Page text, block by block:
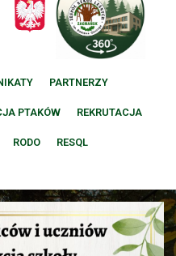
PARTNERZY
PTAKÓW REKRUTACJA
RODO RESQL